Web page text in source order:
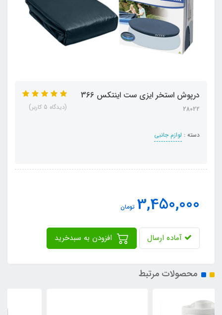
درپوش استخر ایزی ست اینتکس 366
28022
دسته : لوازم جانبی
(دیدگاه 5 کاربر)
3,450,000 تومان
آماده ارسال
محصولات مرتبط